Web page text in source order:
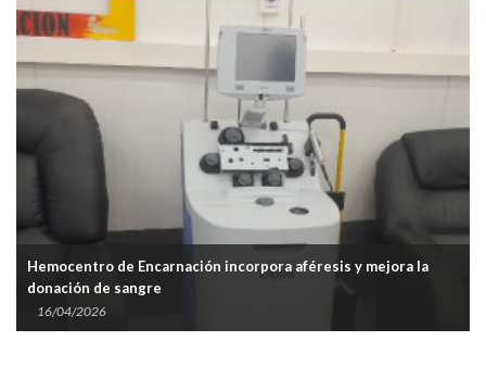
Hemocentro de Encarnación incorpora aféresis y mejora la
donación de sangre
16/04/2026